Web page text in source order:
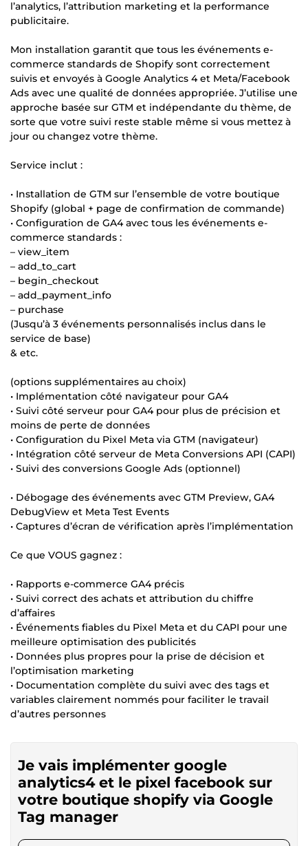
l’analytics, l’attribution marketing et la performance
publicitaire.
Mon installation garantit que tous les événements e-
commerce standards de Shopify sont correctement
suivis et envoyés à Google Analytics 4 et Meta/Facebook
Ads avec une qualité de données appropriée. J’utilise une
approche basée sur GTM et indépendante du thème, de
sorte que votre suivi reste stable même si vous mettez à
jour ou changez votre thème.
Service inclut :
• Installation de GTM sur l’ensemble de votre boutique
Shopify (global + page de confirmation de commande)
• Configuration de GA4 avec tous les événements e-
commerce standards :
– view_item
– add_to_cart
– begin_checkout
– add_payment_info
– purchase
(Jusqu’à 3 événements personnalisés inclus dans le
service de base)
& etc.
(options supplémentaires au choix)
• Implémentation côté navigateur pour GA4
• Suivi côté serveur pour GA4 pour plus de précision et
moins de perte de données
• Configuration du Pixel Meta via GTM (navigateur)
• Intégration côté serveur de Meta Conversions API (CAPI)
• Suivi des conversions Google Ads (optionnel)
• Débogage des événements avec GTM Preview, GA4
DebugView et Meta Test Events
• Captures d’écran de vérification après l’implémentation
Ce que VOUS gagnez :
• Rapports e-commerce GA4 précis
• Suivi correct des achats et attribution du chiffre
d’affaires
• Événements fiables du Pixel Meta et du CAPI pour une
meilleure optimisation des publicités
• Données plus propres pour la prise de décision et
l’optimisation marketing
• Documentation complète du suivi avec des tags et
variables clairement nommés pour faciliter le travail
d’autres personnes
Je vais implémenter google
analytics4 et le pixel facebook sur
votre boutique shopify via Google
Tag manager